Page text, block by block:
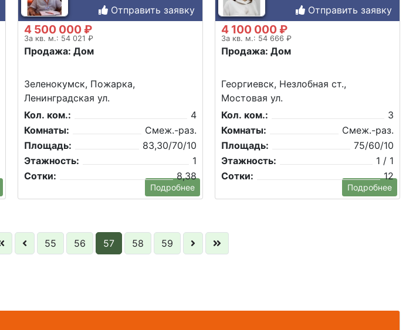
Отправить заявку
4 500 000 ₽
За кв. м.: 54 021 ₽
Продажа: Дом
Зеленокумск, Пожарка,
Ленинградская ул.
Кол. ком.:
4
Комнаты:
Смеж.-раз.
Площадь:
83,30/70/10
Этажность:
1
Сотки:
8,38
Подробнее
Отправить заявку
4 100 000 ₽
За кв. м.: 54 666 ₽
Продажа: Дом
Георгиевск, Незлобная ст.,
Мостовая ул.
Кол. ком.:
3
Комнаты:
Смеж.-раз.
Площадь:
75/60/10
Этажность:
1 / 1
Сотки:
12
Подробнее
55 56 57 58 59